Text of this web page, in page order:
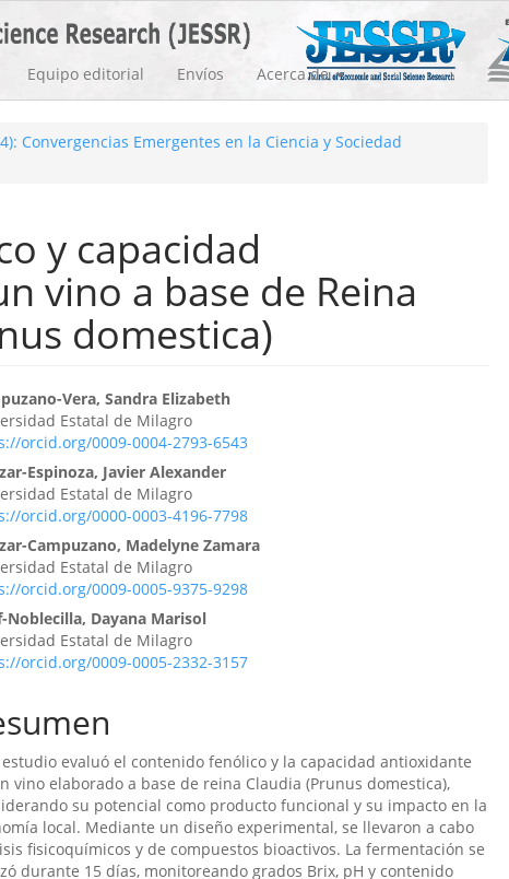
Equipo editorial Envíos Acerca de
Convergencias Emergentes en la Ciencia y Sociedad
y capacidad
vino a base de Reina
domestica)
Vera, Sandra Elizabeth
Estatal de Milagro
orcid.org/0009-0004-2793-6543
Espinoza, Javier Alexander
Estatal de Milagro
orcid.org/0000-0003-4196-7798
Campuzano, Madelyne Zamara
Estatal de Milagro
orcid.org/0009-0005-9375-9298
Noblecilla, Dayana Marisol
Estatal de Milagro
orcid.org/0009-0005-2332-3157
estudio evaluó el contenido fenólico y la capacidad antioxidante
vino elaborado a base de reina Claudia (Prunus domestica),
su potencial como producto funcional y su impacto en la
local. Mediante un diseño experimental, se llevaron a cabo
fisicoquímicos y de compuestos bioactivos. La fermentación se
durante 15 días, monitoreando grados Brix, pH y contenido